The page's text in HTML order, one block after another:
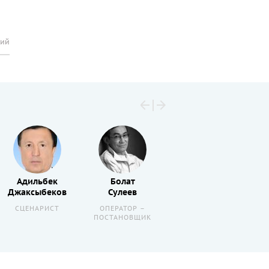
Адильбек
Джаксыбеков
СЦЕНАРИСТ
Болат
Сулеев
ОПЕРАТОР –
ПОСТАНОВЩИК